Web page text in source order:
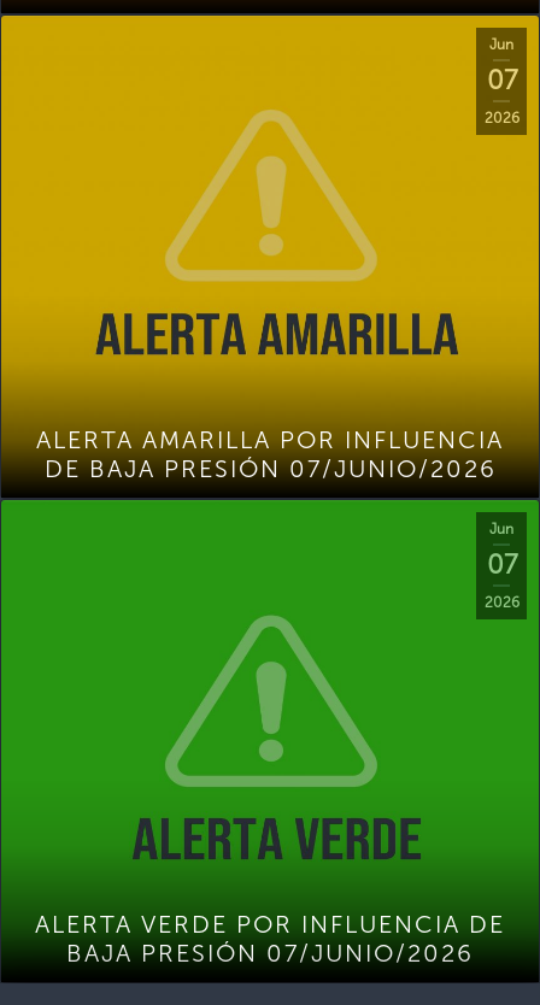
Jun
07
2026
ALERTA AMARILLA POR INFLUENCIA
DE BAJA PRESIÓN 07/JUNIO/2026
Jun
07
2026
ALERTA VERDE POR INFLUENCIA DE
BAJA PRESIÓN 07/JUNIO/2026